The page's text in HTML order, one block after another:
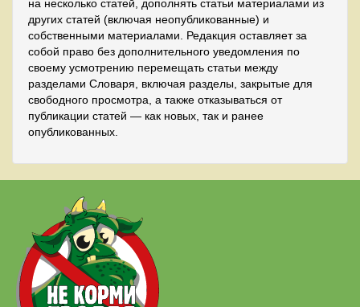
на несколько статей, дополнять статьи материалами из
других статей (включая неопубликованные) и
собственными материалами. Редакция оставляет за
собой право без дополнительного уведомления по
своему усмотрению перемещать статьи между
разделами Словаря, включая разделы, закрытые для
свободного просмотра, а также отказываться от
публикации статей — как новых, так и ранее
опубликованных.